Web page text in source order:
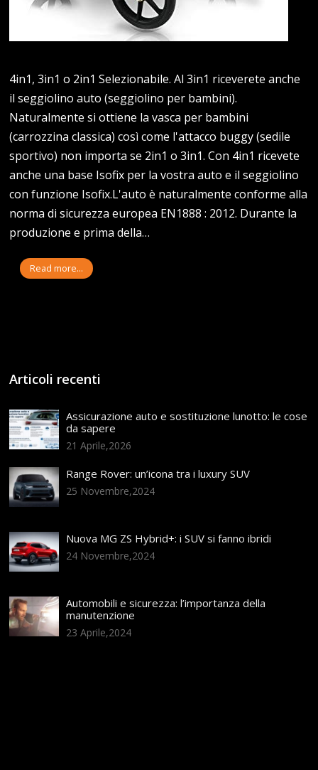
4in1, 3in1 o 2in1 Selezionabile. Al 3in1 riceverete anche
il seggiolino auto (seggiolino per bambini).
Naturalmente si ottiene la vasca per bambini
(carrozzina classica) così come l'attacco buggy (sedile
sportivo) non importa se 2in1 o 3in1. Con 4in1 ricevete
anche una base Isofix per la vostra auto e il seggiolino
con funzione Isofix.L'auto è naturalmente conforme alla
norma di sicurezza europea EN1888 : 2012. Durante la
produzione e prima della…
Read more...
Articoli recenti
Assicurazione auto e sostituzione lunotto: le cose
da sapere
21 Aprile,2026
Range Rover: un’icona tra i luxury SUV
25 Novembre,2024
Nuova MG ZS Hybrid+: i SUV si fanno ibridi
24 Novembre,2024
Automobili e sicurezza: l’importanza della
manutenzione
23 Aprile,2024